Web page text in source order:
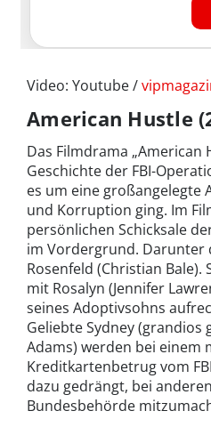
Video: Youtube /
American Hustle
Das Filmdrama „American
Geschichte der FBI-
es um eine großangelegte
und Korruption ging. Im
persönlichen Schicksale
im Vordergrund. Darunter
Rosenfeld (Christian Bale).
mit Rosalyn (Jennifer
seines Adoptivsohns
Geliebte Sydney (grandios
Adams) werden bei einem
Kreditkartenbetrug vom
dazu gedrängt, bei
Bundesbehörde